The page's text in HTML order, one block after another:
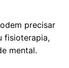
precisar
fisioterapia,
mental.